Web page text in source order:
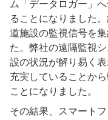
ム「データロガー」
ることになりました
道施設の監視信号を
た。弊社の遠隔監視
設の状況が解り易く
充実していることか
ことになりました。
その結果、スマート